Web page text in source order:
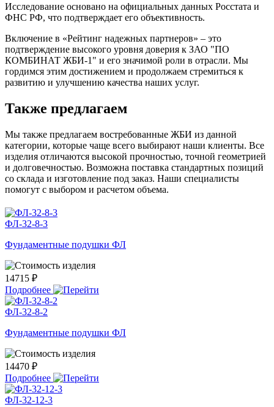
Исследование основано на официальных данных Росстата и
ФНС РФ, что подтверждает его объективность.
Включение в «Рейтинг надежных партнеров» – это
подтверждение высокого уровня доверия к ЗАО "ПО
КОМБИНАТ ЖБИ-1" и его значимой роли в отрасли. Мы
гордимся этим достижением и продолжаем стремиться к
развитию и улучшению качества наших услуг.
Также предлагаем
Мы также предлагаем востребованные ЖБИ из данной
категории, которые чаще всего выбирают наши клиенты. Все
изделия отличаются высокой прочностью, точной геометрией
и долговечностью. Возможна поставка стандартных позиций
со склада и изготовление под заказ. Наши специалисты
помогут с выбором и расчетом объема.
ФЛ-32-8-3
Фундаментные подушки ФЛ
14715 ₽
Подробнее
ФЛ-32-8-2
Фундаментные подушки ФЛ
14470 ₽
Подробнее
ФЛ-32-12-3